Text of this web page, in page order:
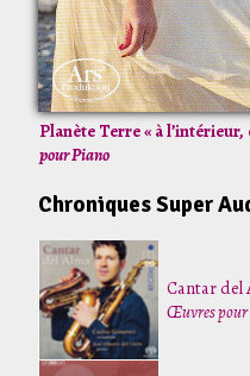
Planète Terre « à
pour Piano
Chroniques Super
Cantar del
Œuvres pour